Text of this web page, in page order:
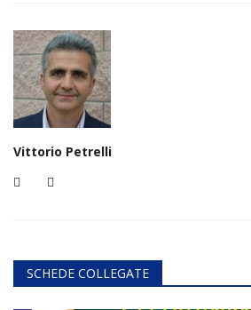
Vittorio Petrelli
SCHEDE COLLEGATE